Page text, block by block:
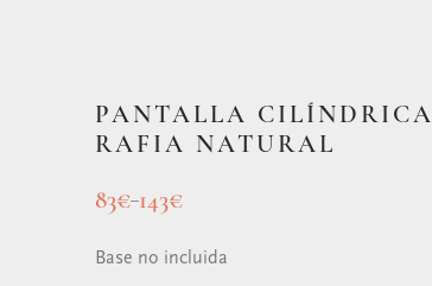
PANTALLA CILÍNDRICA
RAFIA NATURAL
83€–143€
Base no incluida